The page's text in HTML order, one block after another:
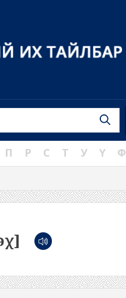
П Р С Т У Ү Ф